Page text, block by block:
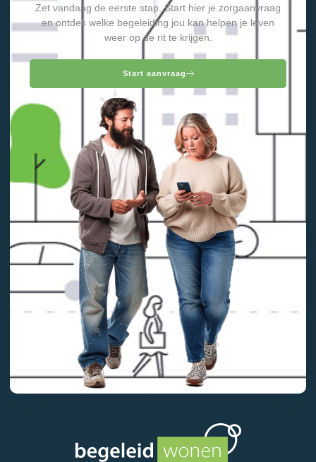
Zet vandaag de eerste stap. Start hier je zorgaanvraag
en ontdek welke begeleiding jou kan helpen je leven
weer op de rit te krijgen.
Start aanvraag